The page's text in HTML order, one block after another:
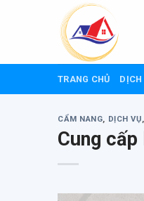
TRANG CHỦ DỊCH
CẨM NANG, DỊCH VỤ,
Cung